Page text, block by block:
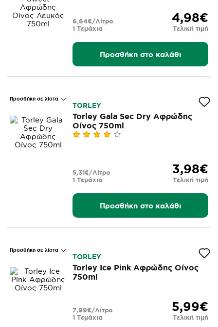
4,98€
Τελική τιμή
1 Τεμάχια
6,64€/Λίτρο
Προσθήκη στο καλάθι
Προσθήκη σε λίστα
TORLEY
Torley Gala Sec Dry Αφρώδης
Οίνος 750ml
3,98€
Τελική τιμή
1 Τεμάχια
5,31€/Λίτρο
Προσθήκη στο καλάθι
Προσθήκη σε λίστα
TORLEY
Torley Ice Pink Αφρώδης Οίνος
750ml
5,99€
Τελική τιμή
1 Τεμάχια
7,99€/Λίτρο